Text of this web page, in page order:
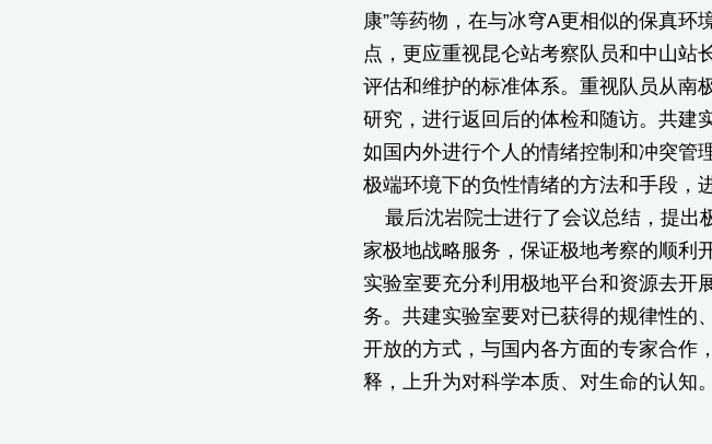
康”等药物，在与冰穹A更相似的保真
点，更应重视昆仑站考察队员和中山站
评估和维护的标准体系。重视队员从南
研究，进行返回后的体检和随访。共建
如国内外进行个人的情绪控制和冲突管
极端环境下的负性情绪的方法和手段，
最后沈岩院士进行了会议总结，提出
家极地战略服务，保证极地考察的顺利
实验室要充分利用极地平台和资源去开
务。共建实验室要对已获得的规律性的
开放的方式，与国内各方面的专家合作
释，上升为对科学本质、对生命的认知。